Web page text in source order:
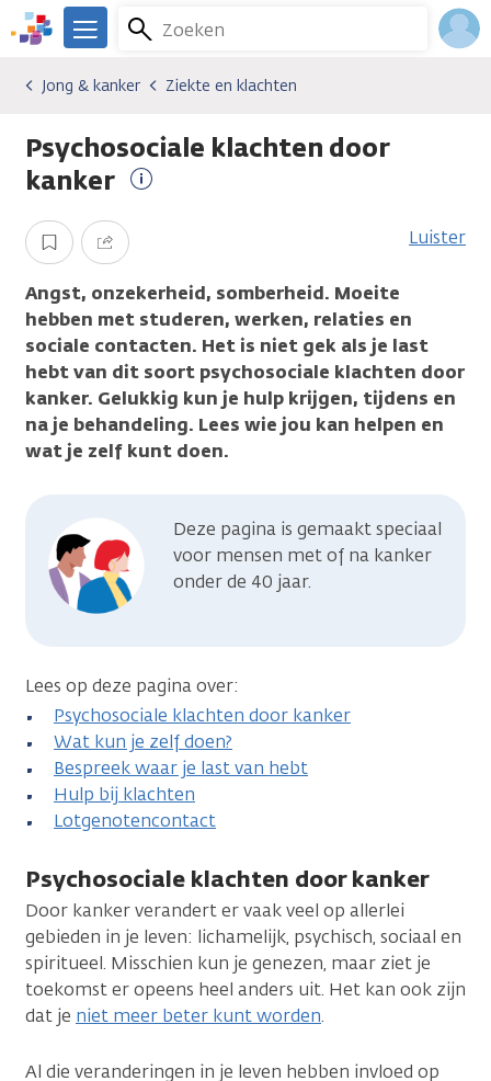
Overslaan
en
gaan
We
er
je.
Kanker.nl
Zoeken
Menu
Algemene onderwerpen
Jong & kanker
Ziekte en klachten
Jong & kanker Ziekte en klachten
Psychosociale klachten door
kanker
Opslaan Delen Luister
Angst, onzekerheid, somberheid. Moeite
hebben met studeren, werken, relaties en
sociale contacten. Het is niet gek als je last
hebt van dit soort psychosociale klachten door
kanker. Gelukkig kun je hulp krijgen, tijdens en
na je behandeling. Lees wie jou kan helpen en
wat je zelf kunt doen.
Deze pagina is gemaakt speciaal
voor mensen met of na kanker
onder de 40 jaar.
Lees op deze pagina over:
Psychosociale klachten door kanker
Wat kun je zelf doen?
Bespreek waar je last van hebt
Hulp bij klachten
Lotgenotencontact
Psychosociale klachten door kanker
Door kanker verandert er vaak veel op allerlei
gebieden in je leven: lichamelijk, psychisch, sociaal en
spiritueel. Misschien kun je genezen, maar ziet je
toekomst er opeens heel anders uit. Het kan ook zijn
dat je niet meer beter kunt worden.
Al die veranderingen in je leven hebben invloed op